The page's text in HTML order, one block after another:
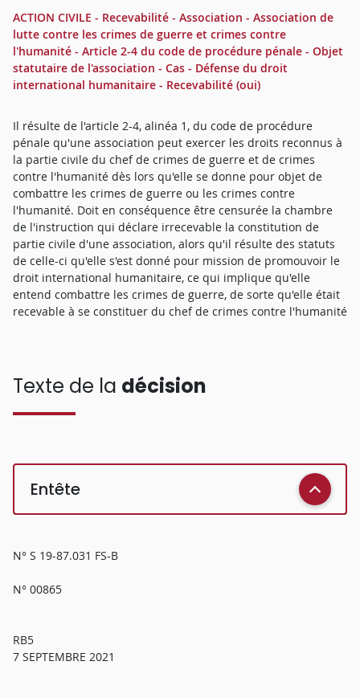
ACTION CIVILE - Recevabilité - Association - Association de
lutte contre les crimes de guerre et crimes contre
l'humanité - Article 2-4 du code de procédure pénale - Objet
statutaire de l'association - Cas - Défense du droit
international humanitaire - Recevabilité (oui)
Il résulte de l'article 2-4, alinéa 1, du code de procédure
pénale qu'une association peut exercer les droits reconnus à
la partie civile du chef de crimes de guerre et de crimes
contre l'humanité dès lors qu'elle se donne pour objet de
combattre les crimes de guerre ou les crimes contre
l'humanité. Doit en conséquence être censurée la chambre
de l'instruction qui déclare irrecevable la constitution de
partie civile d'une association, alors qu'il résulte des statuts
de celle-ci qu'elle s'est donné pour mission de promouvoir le
droit international humanitaire, ce qui implique qu'elle
entend combattre les crimes de guerre, de sorte qu'elle était
recevable à se constituer du chef de crimes contre l'humanité
Texte de la décision
Entête
N° S 19-87.031 FS-B
N° 00865
RB5
7 SEPTEMBRE 2021